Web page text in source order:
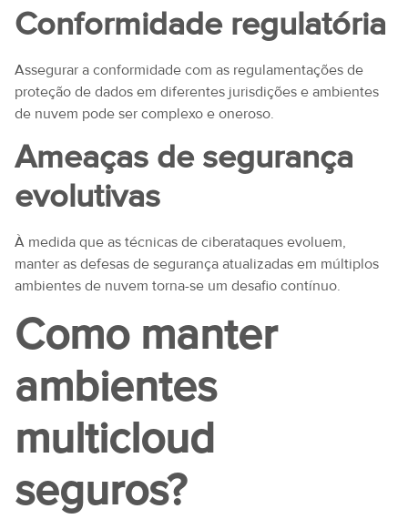
Conformidade regulatória
Assegurar a conformidade com as regulamentações de
proteção de dados em diferentes jurisdições e ambientes
de nuvem pode ser complexo e oneroso.
Ameaças de segurança
evolutivas
À medida que as técnicas de ciberataques evoluem,
manter as defesas de segurança atualizadas em múltiplos
ambientes de nuvem torna-se um desafio contínuo.
Como manter
ambientes
multicloud
seguros?